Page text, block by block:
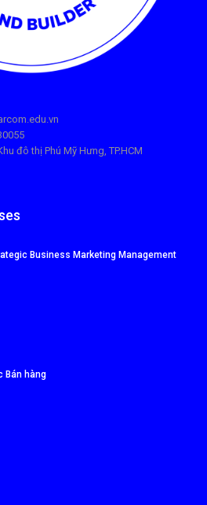
đô thị Phú Mỹ Hưng, TP.HCM
Business Marketing Management
Bán hàng